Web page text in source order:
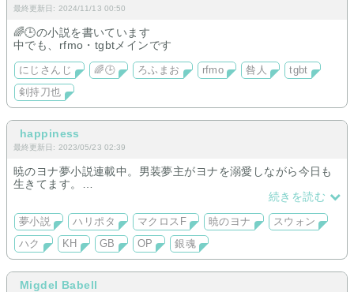
最終更新日: 2024/11/13 00:50
🌈🕒の小説を書いています
中でも、rfmo・tgbtメインです
にじさんじ 🌈🕒 ろふまお rfmo 咎人
tgbt
剣持刀也
happiness
最終更新日: 2023/05/23 02:39
暁のヨナ夢小説連載中。男装夢主がヨナを溺愛しながら今日も
生きてます。
品はありません。
KH.GB.銀魂は完結済み。
KHはかなりの長編です。
続きを読む
夢小説 ハリポタ マクロスF 暁のヨナ
スウォン
ハク
KH GB OP 銀魂
Migdel Babell